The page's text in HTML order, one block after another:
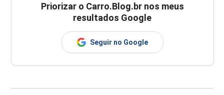
Priorizar o Carro.Blog.br nos meus
resultados Google
Seguir no Google